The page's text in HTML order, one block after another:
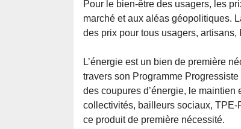
Pour le bien-être des usagers, les
marché et aux aléas géopolitiques.
des prix pour tous usagers,
L’énergie est un bien de première
travers son Programme Progressiste
des coupures d’énergie, le
collectivités, bailleurs sociaux, TPE-
ce produit de première nécessité.